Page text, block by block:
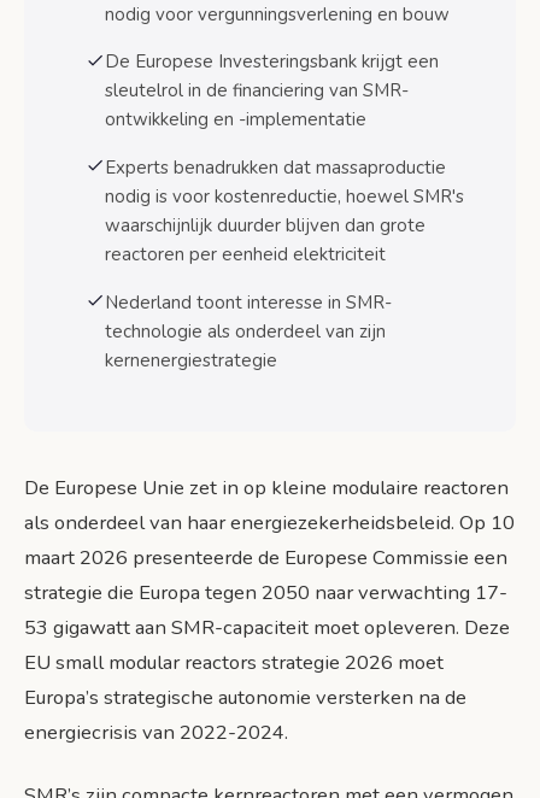
Implementatie en coördinatie tussen EU-
Uniforme aanpak en voorkoming
fragmentatie
Veiligheid en regelgeving van kleine modulaire
reactoren
Internationale veiligheidsnormen en EU-
Risicobeheer en toezicht op multi-module
faciliteiten
2035)
Fase 3: Grootschalige uitrol (2035-2050)
Conclusie: kansen en uitdagingen voor Europa’s
SMR-ambities
Bronnen
nodig voor vergunningsverlening en bouw
De Europese Investeringsbank krijgt een
sleutelrol in de financiering van SMR-
ontwikkeling en -implementatie
Experts benadrukken dat massaproductie
nodig is voor kostenreductie, hoewel SMR's
waarschijnlijk duurder blijven dan grote
reactoren per eenheid elektriciteit
Nederland toont interesse in SMR-
technologie als onderdeel van zijn
kernenergiestrategie
De Europese Unie zet in op kleine modulaire reactoren
als onderdeel van haar energiezekerheidsbeleid. Op 10
maart 2026 presenteerde de Europese Commissie een
strategie die Europa tegen 2050 naar verwachting 17-
53 gigawatt aan SMR-capaciteit moet opleveren. Deze
EU small modular reactors strategie 2026 moet
Europa’s strategische autonomie versterken na de
energiecrisis van 2022-2024.